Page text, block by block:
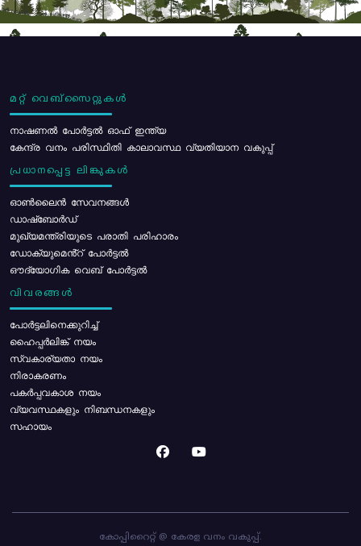
മറ്റ് വെബ്സൈറ്റുകൾ
നാഷണൽ പോർട്ടൽ ഓഫ് ഇന്ത്യ
കേന്ദ്ര വനം പരിസ്ഥിതി കാലാവസ്ഥ വ്യതിയാന വകുപ്പ്
പ്രധാനപ്പെട്ട ലിങ്കുകൾ
ഓൺലൈൻ സേവനങ്ങൾ
ഡാഷ്ബോർഡ്
മുഖ്യമന്ത്രിയുടെ പരാതി പരിഹാരം
ഡോക്യുമെൻ്റ് പോർട്ടൽ
ഔദ്യോഗിക വെബ് പോർട്ടൽ
വിവരങ്ങൾ
പോര്‍ട്ടലിനെക്കുറിച്ച്
ഹൈപ്പർലിങ്ക് നയം
സ്വകാര്യതാ നയം
നിരാകരണം
പകർപ്പവകാശ നയം
വ്യവസ്ഥകളും നിബന്ധനകളും
സഹായം
കോപ്പിറൈറ്റ് @ കേരള വനം വകുപ്പ്.